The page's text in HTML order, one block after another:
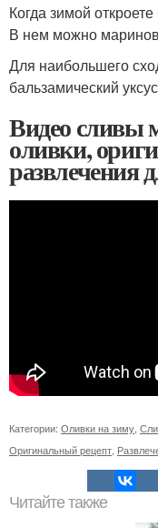
Когда зимой
В нем можно
Для наибольшего
бальзамический
Видео сливы
оливки,
развлечения
Категории: Оливки на зиму,
Оригинальный рецепт,
Читайте также